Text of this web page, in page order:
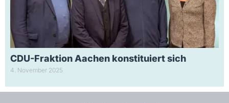
CDU-Fraktion Aachen konstituiert sich
4. November 2025